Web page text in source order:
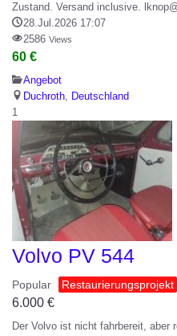
Zustand. Versand inclusive.
28.Jul.2026 17:07
2586 Views
60 €
Angebot
Duchroth, Deutschland
1
Volvo PV 544
Popular Restaurierungsprojekt
6.000 €
Der Volvo ist nicht fahrbereit,